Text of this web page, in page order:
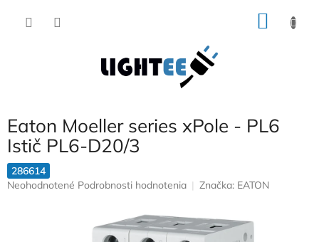
Eaton Moeller series xPole - PL6
Istič PL6-D20/3
286614
Priemerné
Neohodnotené Podrobnosti hodnotenia Značka: EATON